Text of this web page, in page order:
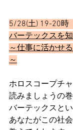
5/28(土) 19-20時
バーテックスを
～仕事に活かせ
～
ホロスコープチ
読みましょうの巻
バーテックスと
あなたがこの社